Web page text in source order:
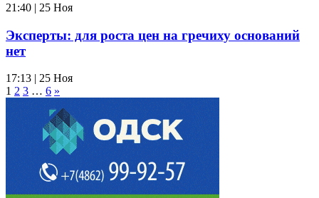
21:40 | 25 Ноя
Эксперты: для роста цен на гречиху оснований
нет
17:13 | 25 Ноя
1 2 3 … 6 »